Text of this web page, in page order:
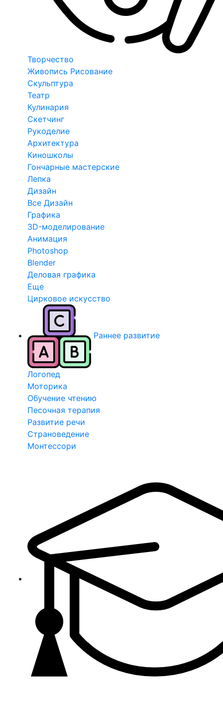
Творчество
Живопись Рисование
Скульптура
Театр
Кулинария
Скетчинг
Рукоделие
Архитектура
Киношколы
Гончарные мастерские
Лепка
Дизайн
Все Дизайн
Графика
3D-моделирование
Анимация
Photoshop
Blender
Деловая графика
Еще
Цирковое искусство
Раннее развитие
Логопед
Моторика
Обучение чтению
Песочная терапия
Развитие речи
Страноведение
Монтессори